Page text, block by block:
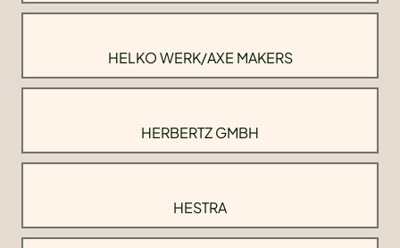
HELKO WERK/AXE MAKERS
HERBERTZ GMBH
HESTRA